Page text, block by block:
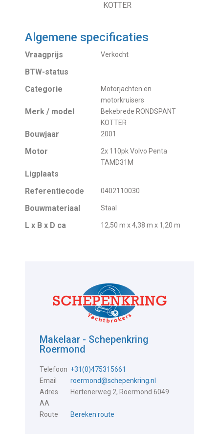
KOTTER
Algemene specificaties
Vraagprijs Verkocht
BTW-status
Categorie
Motorjachten en
motorkruisers
Merk / model
Bekebrede RONDSPANT
KOTTER
Bouwjaar 2001
Motor
2x 110pk Volvo Penta
TAMD31M
Ligplaats
Referentiecode
0402110030
Bouwmateriaal Staal
L x B x D ca 12,50 m x 4,38 m x 1,20 m
Makelaar - Schepenkring
Roermond
Telefoon +31(0)475315661
Email
roermond@schepenkring.nl
Adres
Hertenerweg 2, Roermond 6049
AA
Route
Bereken route